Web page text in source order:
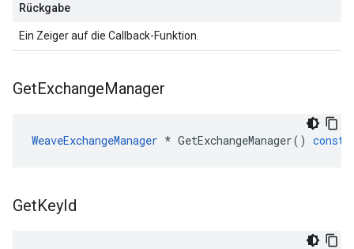
Rückgabe
Ein Zeiger auf die Callback-Funktion.
GetExchangeManager
WeaveExchangeManager * GetExchangeManager() const
GetKeyId